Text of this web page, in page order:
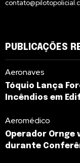
PUBLICAÇÕES
Aeronaves
Tóquio Lança
Incêndios em
Aeromédico
Operador Ornge
durante